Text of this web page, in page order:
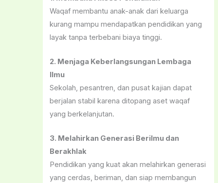
Waqaf membantu anak-anak dari keluarga
kurang mampu mendapatkan pendidikan yang
layak tanpa terbebani biaya tinggi.
2. Menjaga Keberlangsungan Lembaga
Ilmu
Sekolah, pesantren, dan pusat kajian dapat
berjalan stabil karena ditopang aset waqaf
yang berkelanjutan.
3. Melahirkan Generasi Berilmu dan
Berakhlak
Pendidikan yang kuat akan melahirkan generasi
yang cerdas, beriman, dan siap membangun